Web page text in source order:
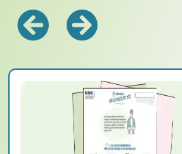
Zurück